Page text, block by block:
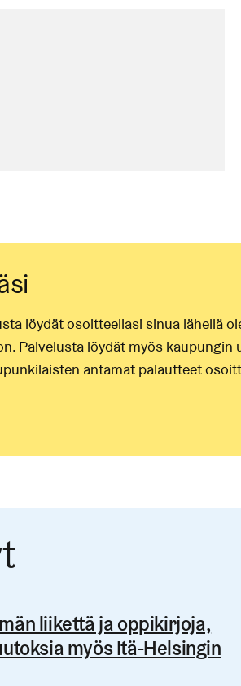
löydät osoitteellasi sinua lähellä
Palvelusta löydät myös
antamat palautteet
liikettä ja oppikirjoja,
myös Itä-Helsingin